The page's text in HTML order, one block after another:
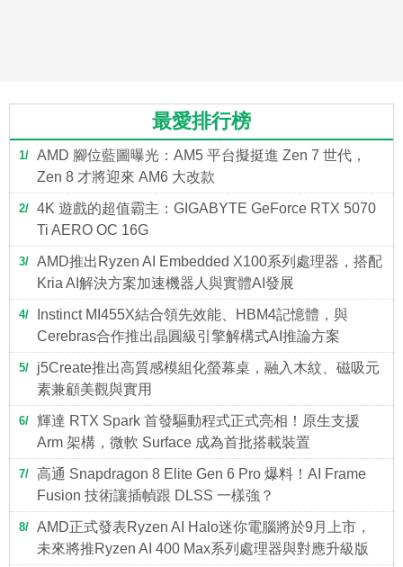
最愛排行榜
1
AMD 腳位藍圖曝光：AM5 平台擬挺進 Zen 7 世代，
Zen 8 才將迎來 AM6 大改款
2
4K 遊戲的超值霸主：GIGABYTE GeForce RTX 5070
Ti AERO OC 16G
3
AMD推出Ryzen AI Embedded X100系列處理器，搭配
Kria AI解決方案加速機器人與實體AI發展
4
Instinct MI455X結合領先效能、HBM4記憶體，與
Cerebras合作推出晶圓級引擎解構式AI推論方案
5
j5Create推出高質感模組化螢幕桌，融入木紋、磁吸元
素兼顧美觀與實用
6
輝達 RTX Spark 首發驅動程式正式亮相！原生支援
Arm 架構，微軟 Surface 成為首批搭載裝置
7
高通 Snapdragon 8 Elite Gen 6 Pro 爆料！AI Frame
Fusion 技術讓插幀跟 DLSS 一樣強？
8
AMD正式發表Ryzen AI Halo迷你電腦將於9月上市，
未來將推Ryzen AI 400 Max系列處理器與對應升級版